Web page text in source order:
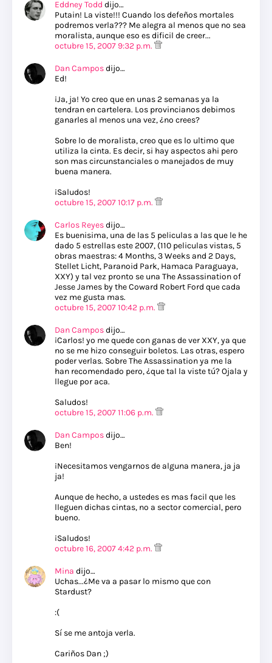
Eddney Todd dijo…
Putain! La viste!!! Cuando los defeños mortales
podremos verla??? Me alegra al menos que no sea
moralista, aunque eso es dificil de creer...
octubre 15, 2007 9:32 p.m.
Dan Camposdijo…
Ed!
¡Ja, ja! Yo creo que en unas 2 semanas ya la
tendran en cartelera. Los provincianos debimos
ganarles al menos una vez, ¿no crees?
Sobre lo de moralista, creo que es lo ultimo que
utiliza la cinta. Es decir, si hay aspectos ahi pero
son mas circunstanciales o manejados de muy
buena manera.
¡Saludos!
octubre 15, 2007 10:17 p.m.
Carlos Reyesdijo…
Es buenisima, una de las 5 peliculas a las que le he
dado 5 estrellas este 2007, (110 peliculas vistas, 5
obras maestras: 4 Months, 3 Weeks and 2 Days,
Stellet Licht, Paranoid Park, Hamaca Paraguaya,
XXY) y tal vez pronto se una The Assassination of
Jesse James by the Coward Robert Ford que cada
vez me gusta mas.
octubre 15, 2007 10:42 p.m.
Dan Camposdijo…
¡Carlos! yo me quede con ganas de ver XXY, ya que
no se me hizo conseguir boletos. Las otras, espero
poder verlas. Sobre The Assassination ya me la
han recomendado pero, ¿que tal la viste tú? Ojala y
llegue por aca.
Saludos!
octubre 15, 2007 11:06 p.m.
Dan Camposdijo…
Ben!
¡Necesitamos vengarnos de alguna manera, ja ja
ja!
Aunque de hecho, a ustedes es mas facil que les
lleguen dichas cintas, no a sector comercial, pero
bueno.
¡Saludos!
octubre 16, 2007 4:42 p.m.
Mina dijo…
Uchas...¿Me va a pasar lo mismo que con
Stardust?
:(
Sí se me antoja verla.
Cariños Dan ;)